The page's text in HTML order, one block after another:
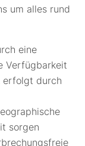
um alles rund
eine
Verfügbarkeit
erfolgt durch
sorgen